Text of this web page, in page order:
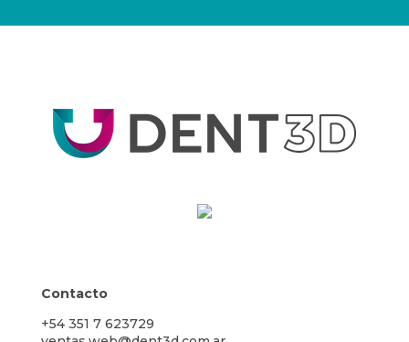
Contacto
+54 351 7 623729